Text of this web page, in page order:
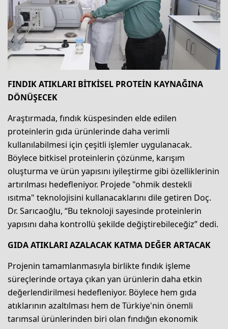
FINDIK ATIKLARI BİTKİSEL PROTEİN KAYNAĞINA
DÖNÜŞECEK
Araştırmada, fındık küspesinden elde edilen
proteinlerin gıda ürünlerinde daha verimli
kullanılabilmesi için çeşitli işlemler uygulanacak.
Böylece bitkisel proteinlerin çözünme, karışım
oluşturma ve ürün yapısını iyileştirme gibi özelliklerinin
artırılması hedefleniyor. Projede "ohmik destekli
ısıtma" teknolojisini kullanacaklarını dile getiren Doç.
Dr. Sarıcaoğlu, “Bu teknoloji sayesinde proteinlerin
yapısını daha kontrollü şekilde değiştirebileceğiz” dedi.
GIDA ATIKLARI AZALACAK KATMA DEĞER ARTACAK
Projenin tamamlanmasıyla birlikte fındık işleme
süreçlerinde ortaya çıkan yan ürünlerin daha etkin
değerlendirilmesi hedefleniyor. Böylece hem gıda
atıklarının azaltılması hem de Türkiye'nin önemli
tarımsal ürünlerinden biri olan fındığın ekonomik